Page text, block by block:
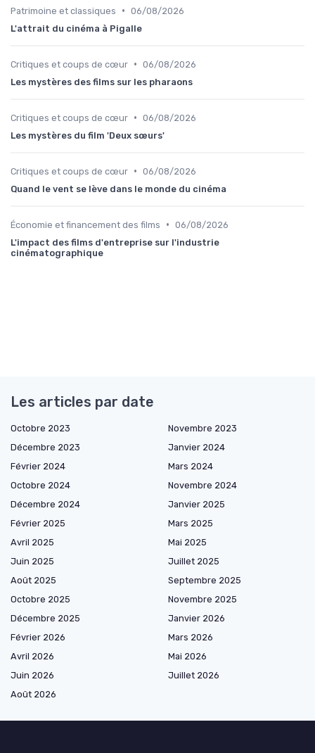
Patrimoine et classiques • 06/08/2026
L'attrait du cinéma à Pigalle
Critiques et coups de cœur • 06/08/2026
Les mystères des films sur les pharaons
Critiques et coups de cœur • 06/08/2026
Les mystères du film 'Deux sœurs'
Critiques et coups de cœur • 06/08/2026
Quand le vent se lève dans le monde du cinéma
Économie et financement des films • 06/08/2026
L'impact des films d'entreprise sur l'industrie
cinématographique
Les articles par date
Octobre 2023
Novembre 2023
Décembre 2023
Janvier 2024
Février 2024
Mars 2024
Octobre 2024
Novembre 2024
Décembre 2024
Janvier 2025
Février 2025
Mars 2025
Avril 2025
Mai 2025
Juin 2025
Juillet 2025
Août 2025
Septembre 2025
Octobre 2025
Novembre 2025
Décembre 2025
Janvier 2026
Février 2026
Mars 2026
Avril 2026
Mai 2026
Juin 2026
Juillet 2026
Août 2026